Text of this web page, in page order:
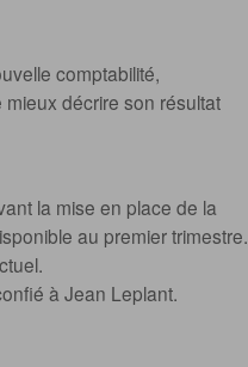
comptabilité,
décrire son résultat
la mise en place de la
au premier trimestre.
à Jean Leplant.